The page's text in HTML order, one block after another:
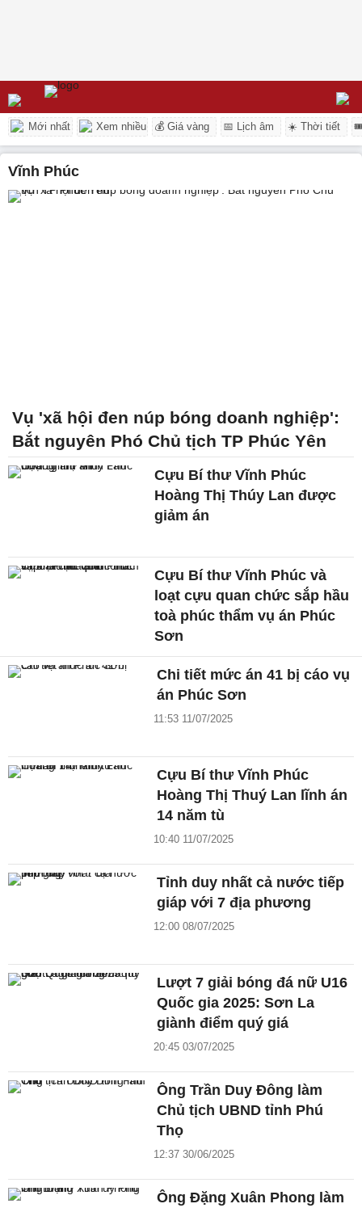
Mới nhất Xem nhiều 💰 Giá vàng 📅 Lịch âm ☀️ Thời tiết
Vĩnh Phúc
Vụ 'xã hội đen núp bóng doanh nghiệp':
Bắt nguyên Phó Chủ tịch TP Phúc Yên
Cựu Bí thư Vĩnh Phúc
Hoàng Thị Thúy Lan được
giảm án
Cựu Bí thư Vĩnh Phúc và
loạt cựu quan chức sắp hầu
toà phúc thẩm vụ án Phúc
Sơn
Chi tiết mức án 41 bị cáo vụ
án Phúc Sơn
11:53 11/07/2025
Cựu Bí thư Vĩnh Phúc
Hoàng Thị Thuý Lan lĩnh án
14 năm tù
10:40 11/07/2025
Tỉnh duy nhất cả nước tiếp
giáp với 7 địa phương
12:00 08/07/2025
Lượt 7 giải bóng đá nữ U16
Quốc gia 2025: Sơn La
giành điểm quý giá
20:45 03/07/2025
Ông Trần Duy Đông làm
Chủ tịch UBND tỉnh Phú
Thọ
12:37 30/06/2025
Ông Đặng Xuân Phong làm